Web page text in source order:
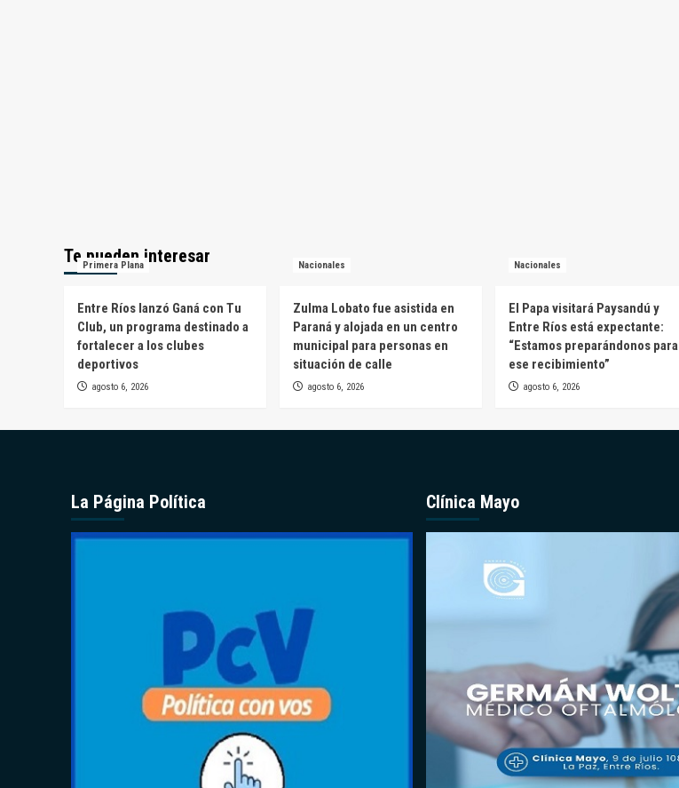
Te pueden interesar
Primera Plana
Entre Ríos lanzó Ganá con Tu
Club, un programa destinado a
fortalecer a los clubes
deportivos
agosto 6, 2026
Nacionales
Zulma Lobato fue asistida en
Paraná y alojada en un centro
municipal para personas en
situación de calle
agosto 6, 2026
Nacionales
El Papa visitará Paysandú y
Entre Ríos está expectante:
“Estamos preparándonos para
ese recibimiento”
agosto 6, 2026
La Página Política Clínica Mayo